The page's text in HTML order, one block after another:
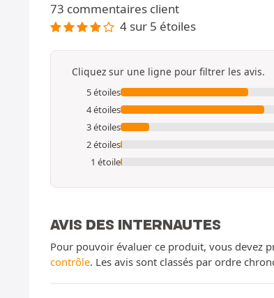
73 commentaires client
4 sur 5 étoiles
Cliquez sur une ligne pour filtrer les avis.
5 étoiles
4 étoiles
3 étoiles
2 étoiles
1 étoile
AVIS DES INTERNAUTES
Pour pouvoir évaluer ce produit, vous devez
contrôle. Les avis sont classés par ordre